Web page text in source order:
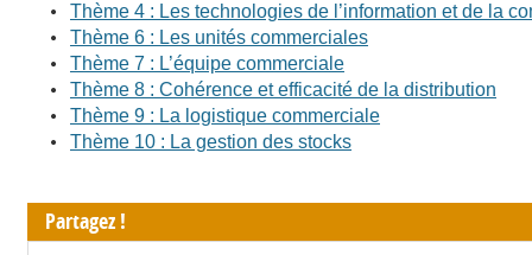
Thème 4 : Les technologies de l’information et de la
Thème 6 : Les unités commerciales
Thème 7 : L’équipe commerciale
Thème 8 : Cohérence et efficacité de la distribution
Thème 9 : La logistique commerciale
Thème 10 : La gestion des stocks
Partagez !